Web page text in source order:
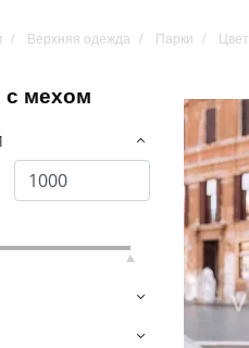
Верхняя одежда Парки
с мехом